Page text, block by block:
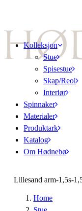
Kolleksjon
Stue
Spisestue
Skap/Reol
Interiør
Spinnaker
Materialer
Produktark
Katalog
Om Hødnebø
Lillesand arm-1,5s-
Home